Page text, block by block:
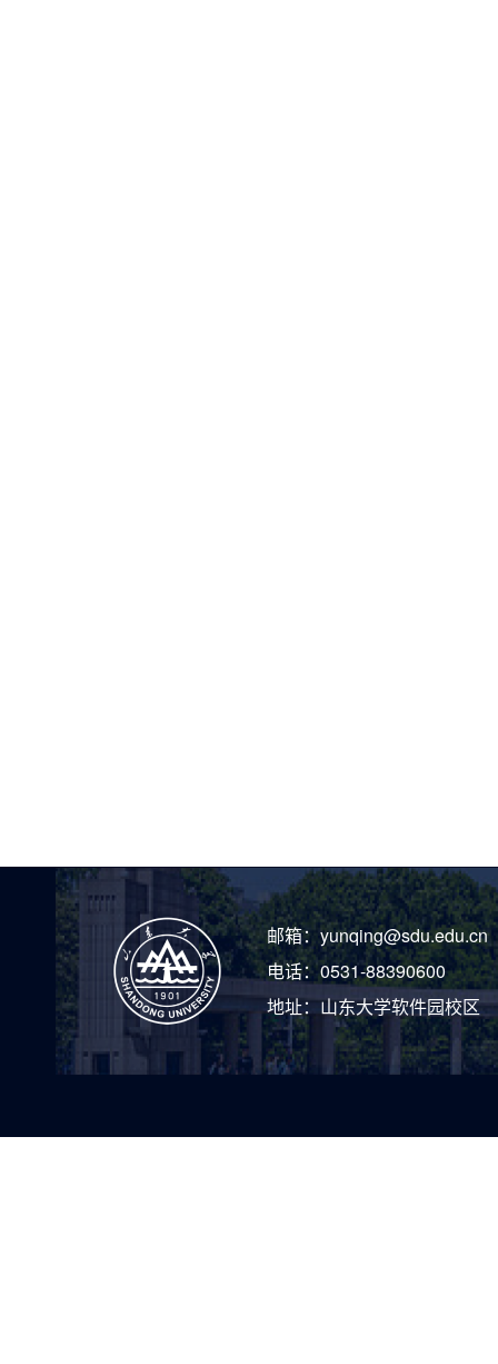
邮箱： yunqing@sdu.edu.cn
电话：0531-88390600
地址：山东大学软件园校区